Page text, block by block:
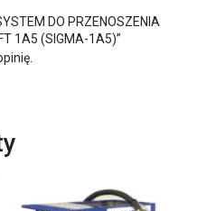
DO PRZENOSZENIA
1A5 (SIGMA-1A5)”